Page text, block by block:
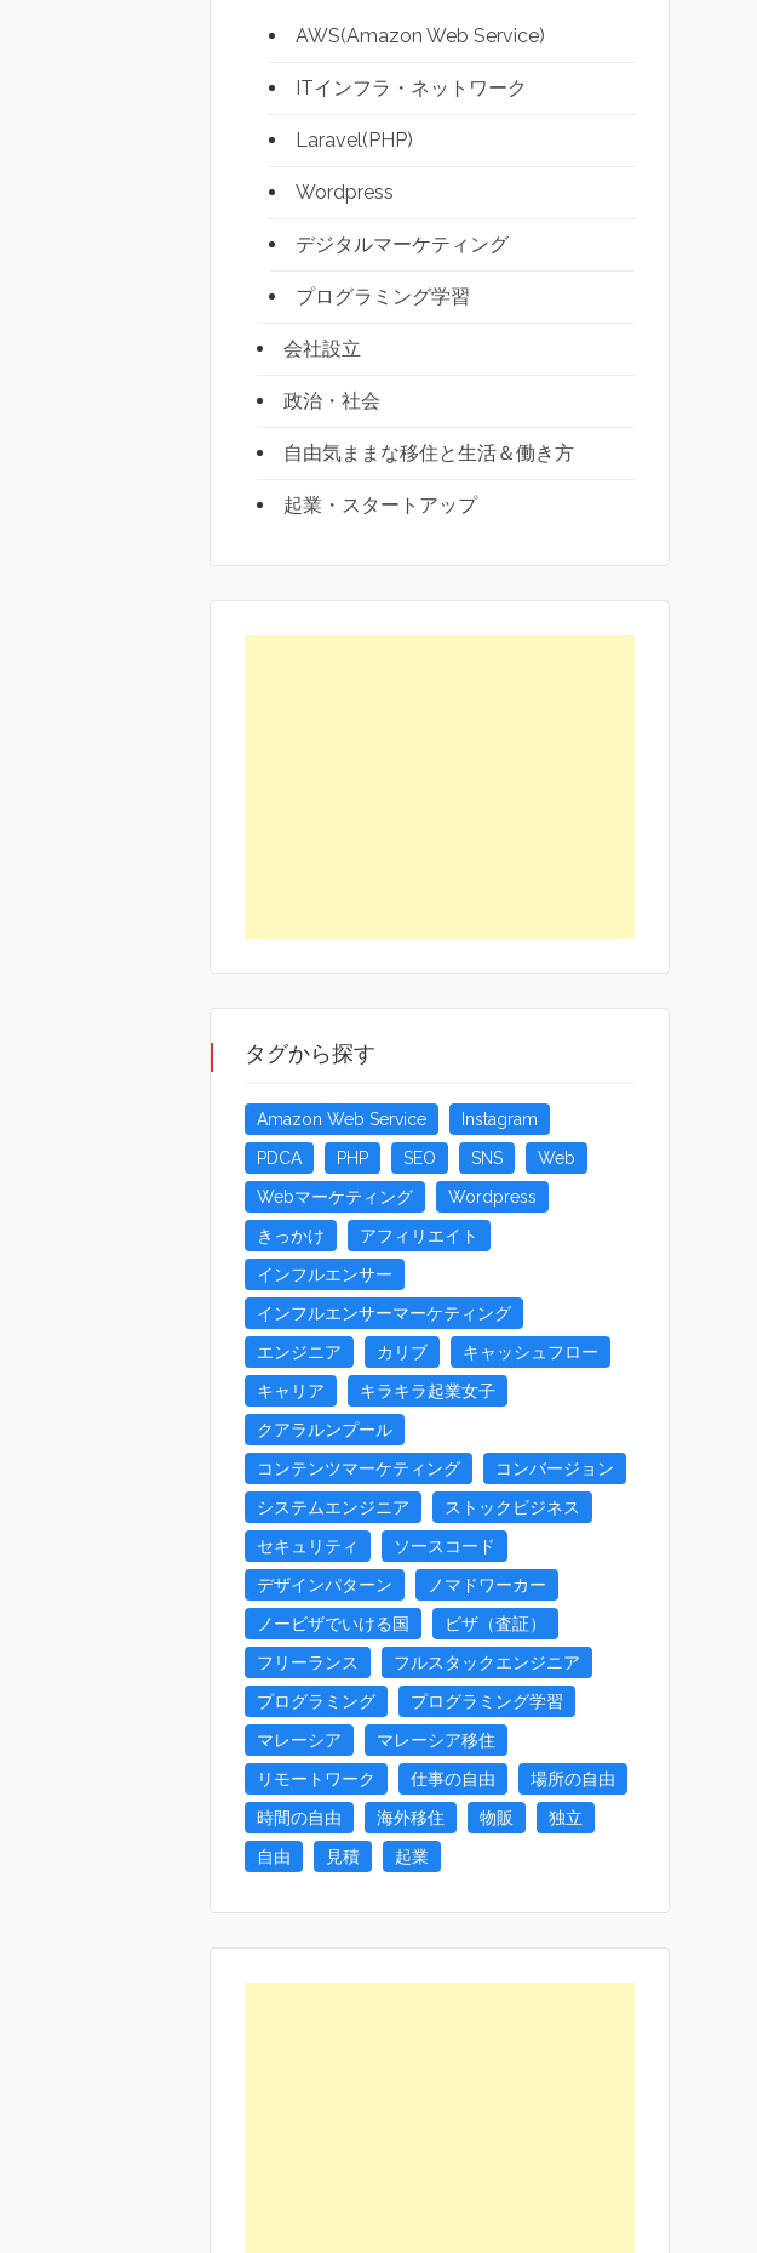
AWS(Amazon Web Service)
ITインフラ・ネットワーク
Laravel(PHP)
Wordpress
デジタルマーケティング
プログラミング学習
会社設立
政治・社会
自由気ままな移住と生活＆働き方
起業・スタートアップ
タグから探す
Amazon Web Service
Instagram
PDCA
PHP SEO SNS
Web
Webマーケティング
Wordpress
きっかけ
アフィリエイト
インフルエンサー
インフルエンサーマーケティング
エンジニア
カリブ
キャッシュフロー
キャリア
キラキラ起業女子
クアラルンプール
コンテンツマーケティング
コンバージョン
システムエンジニア
ストックビジネス
セキュリティ
ソースコード
デザインパターン
ノマドワーカー
ノービザでいける国
ビザ（査証）
フリーランス
フルスタックエンジニア
プログラミング
プログラミング学習
マレーシア
マレーシア移住
リモートワーク
仕事の自由
場所の自由
時間の自由
海外移住 物販
独立
自由
見積 起業